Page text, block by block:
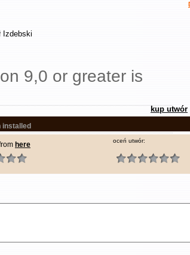
Izdebski
9,0 or greater is
installed
here
kup utwór
oceń utwór: